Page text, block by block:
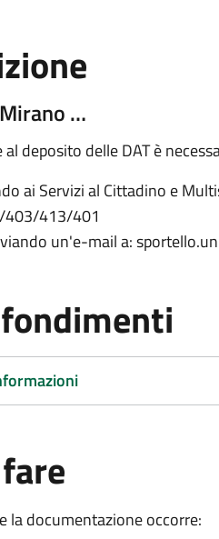
…
al deposito delle DAT è
ai Servizi al Cittadino e
413/401
un'e-mail a:
la documentazione occorre: